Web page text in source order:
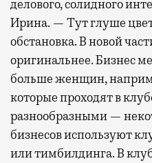
делового, солидного
Ирина. — Тут глуше
обстановка. В новой
оригинальнее. Бизнес
больше женщин,
которые проходят в
разнообразными —
бизнесов используют
или тимбилдинга. В